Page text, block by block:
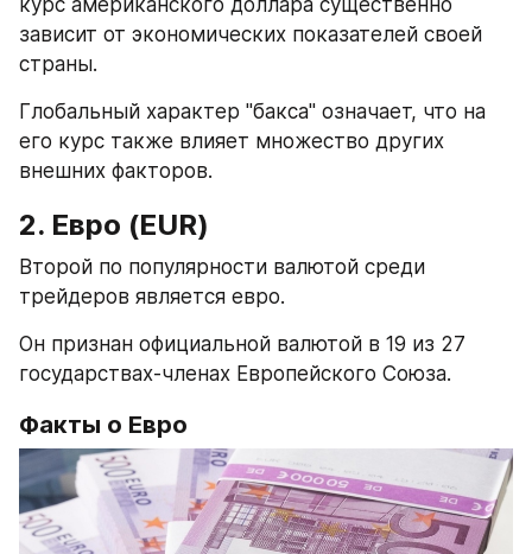
зависит от экономических показателей своей
страны.
Глобальный характер "бакса" означает, что на
его курс также влияет множество других
внешних факторов.
2. Евро (EUR)
Второй по популярности валютой среди
трейдеров является евро.
Он признан официальной валютой в 19 из 27
государствах-членах Европейского Союза.
Факты о Евро